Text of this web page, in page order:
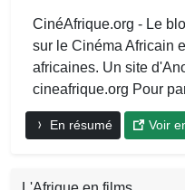
CinéAfrique.org - Le
sur le Cinéma Africain
africaines. Un site
cineafrique.org Pour
En résumé Voir